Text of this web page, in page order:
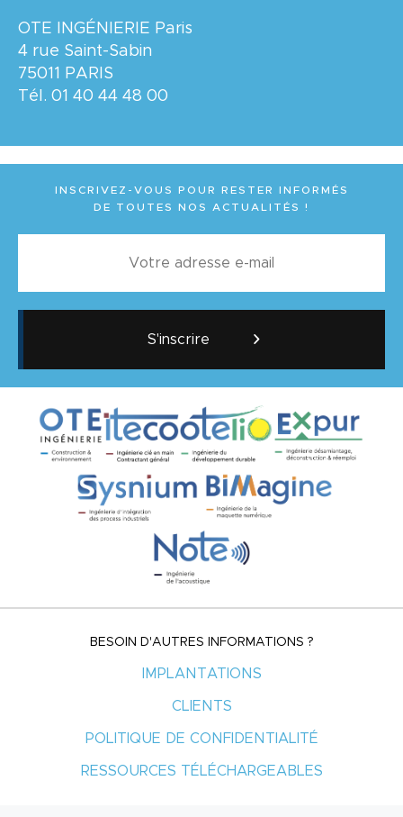
OTE INGÉNIERIE Paris
4 rue Saint-Sabin
75011 PARIS
Tél. 01 40 44 48 00
INSCRIVEZ-VOUS POUR RESTER INFORMÉS
DE TOUTES NOS ACTUALITÉS !
S'inscrire
BESOIN D'AUTRES INFORMATIONS ?
IMPLANTATIONS
CLIENTS
POLITIQUE DE CONFIDENTIALITÉ
RESSOURCES TÉLÉCHARGEABLES